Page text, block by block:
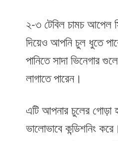
২-৩ টেবিল চামচ আপেল
দিয়েও আপনি চুল ধুতে
পানিতে সাদা ভিনেগার
লাগাতে পারেন।
এটি আপনার চুলের গোড়া
ভালোভাবে কন্ডিশনিং